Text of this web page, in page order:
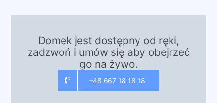
Domek jest dostępny od ręki,
zadzwoń i umów się aby obejrzeć
go na żywo.
+48 667 18 18 18